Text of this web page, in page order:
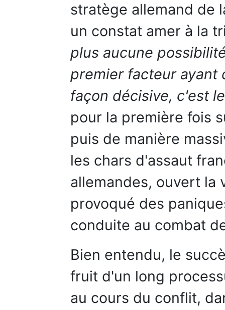
stratège allemand de
un constat amer à la
plus aucune
premier facteur ayant
façon décisive, c'est
pour la première fois
puis de manière
les chars d'assaut
allemandes, ouvert la
provoqué des
conduite au combat
Bien entendu, le
fruit d'un long
au cours du conflit,